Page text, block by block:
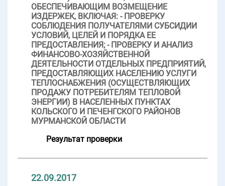
ОБЕСПЕЧИВАЮЩИМ ВОЗМЕЩЕНИЕ
ИЗДЕРЖЕК, ВКЛЮЧАЯ: - ПРОВЕРКУ
СОБЛЮДЕНИЯ ПОЛУЧАТЕЛЯМИ СУБСИДИИ
УСЛОВИЙ, ЦЕЛЕЙ И ПОРЯДКА ЕЕ
ПРЕДОСТАВЛЕНИЯ; - ПРОВЕРКУ И АНАЛИЗ
ФИНАНСОВО-ХОЗЯЙСТВЕННОЙ
ДЕЯТЕЛЬНОСТИ ОТДЕЛЬНЫХ ПРЕДПРИЯТИЙ,
ПРЕДОСТАВЛЯЮЩИХ НАСЕЛЕНИЮ УСЛУГИ
ТЕПЛОСНАБЖЕНИЯ (ОСУЩЕСТВЛЯЮЩИХ
ПРОДАЖУ ПОТРЕБИТЕЛЯМ ТЕПЛОВОЙ
ЭНЕРГИИ) В НАСЕЛЕННЫХ ПУНКТАХ
КОЛЬСКОГО И ПЕЧЕНГСКОГО РАЙОНОВ
МУРМАНСКОЙ ОБЛАСТИ
Результат проверки
22.09.2017